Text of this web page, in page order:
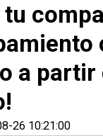
tu
a partir
26 10:21:00